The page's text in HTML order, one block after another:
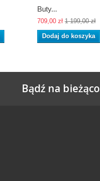
Buty...
709,00 zł 1 199,00 zł
Dodaj do koszyka
Bądź na bieżąco